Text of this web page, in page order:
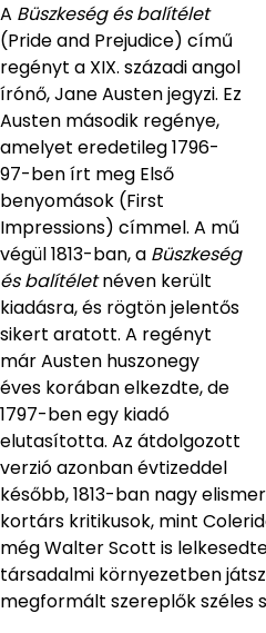
A Büszkeség és balítélet
(Pride and Prejudice) című
regényt a XIX. századi angol
írónő, Jane Austen jegyzi. Ez
Austen második regénye,
amelyet eredetileg 1796-
97-ben írt meg Első
benyomások (First
Impressions) címmel. A mű
végül 1813-ban, a Büszkeség
és balítéletnéven került
kiadásra, és rögtön jelentős
sikert aratott. A regényt
már Austen huszonegy
éves korában elkezdte, de
1797-ben egy kiadó
elutasította. Az átdolgozott
verzió azonban évtizeddel
később, 1813-ban nagy
kortárs kritikusok, mint
még Walter Scott is
társadalmi környezetben
megformált szereplők széles